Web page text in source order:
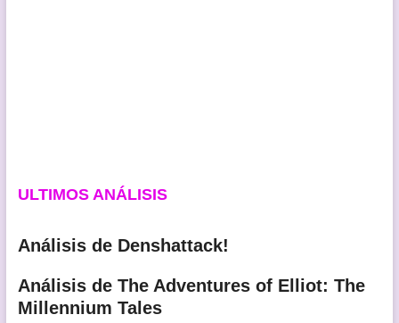
ULTIMOS ANÁLISIS
Análisis de Denshattack!
Análisis de The Adventures of Elliot: The
Millennium Tales